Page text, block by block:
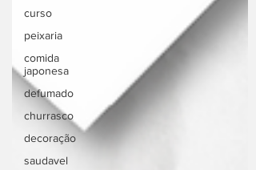
curso
peixaria
comida
japonesa
defumado
churrasco
decoração
saudavel